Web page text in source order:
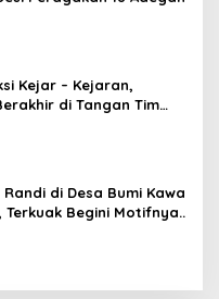
Kejar – Kejaran,
di Tangan Tim
Batang, Kaki
di Desa Bumi Kawa
Terkuak Begini Motifnya..